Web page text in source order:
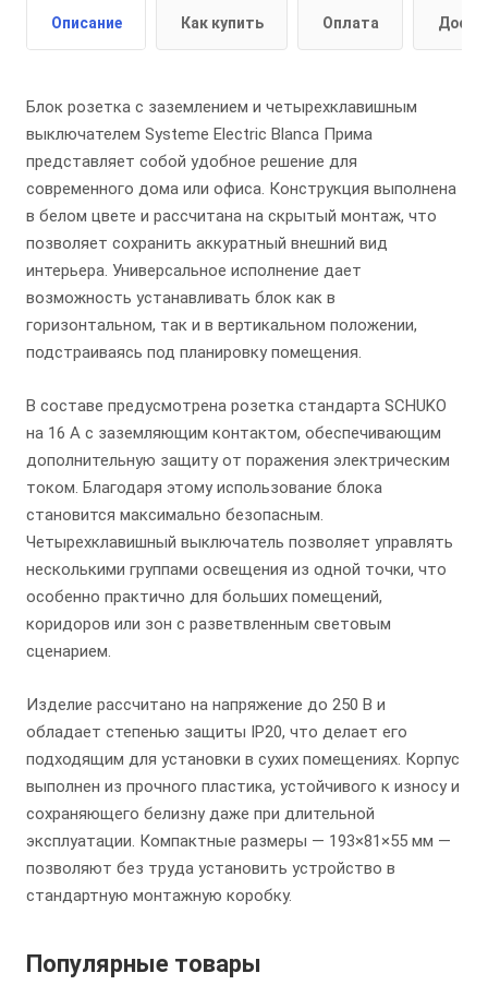
Описание Как купить Оплата
Блок розетка с заземлением и четырехклавишным
выключателем Systeme Electric Blanca Прима
представляет собой удобное решение для
современного дома или офиса. Конструкция выполнена
в белом цвете и рассчитана на скрытый монтаж, что
позволяет сохранить аккуратный внешний вид
интерьера. Универсальное исполнение дает
возможность устанавливать блок как в
горизонтальном, так и в вертикальном положении,
подстраиваясь под планировку помещения.
В составе предусмотрена розетка стандарта SCHUKO
на 16 А с заземляющим контактом, обеспечивающим
дополнительную защиту от поражения электрическим
током. Благодаря этому использование блока
становится максимально безопасным.
Четырехклавишный выключатель позволяет управлять
несколькими группами освещения из одной точки, что
особенно практично для больших помещений,
коридоров или зон с разветвленным световым
сценарием.
Изделие рассчитано на напряжение до 250 В и
обладает степенью защиты IP20, что делает его
подходящим для установки в сухих помещениях. Корпус
выполнен из прочного пластика, устойчивого к износу и
сохраняющего белизну даже при длительной
эксплуатации. Компактные размеры — 193×81×55 мм —
позволяют без труда установить устройство в
стандартную монтажную коробку.
Популярные товары